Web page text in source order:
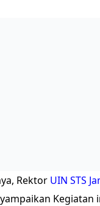
Rektor UIN STS
Kegiatan